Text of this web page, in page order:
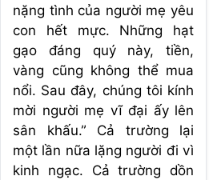
nặng tình của người mẹ yêu
con hết mực. Những hạt
gạo đáng quý này, tiền,
vàng cũng không thể mua
nổi. Sau đây, chúng tôi kính
mời người mẹ vĩ đại ấy lên
sân khấu.” Cả trường lại
một lần nữa lặng người đi vì
kinh ngạc. Cả trường dồn